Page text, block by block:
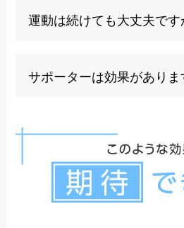
3-6ヶ月程度で症状の改善が
治療ほど回復も早くなる傾向
運動は続けても大丈夫です
力強化運動は効果的ですが
な路面での激しい運動は避
サポーターは効果がありま
本的な治療ではありません。
低下を招く恐れもあるため
切に使用することが大切です。